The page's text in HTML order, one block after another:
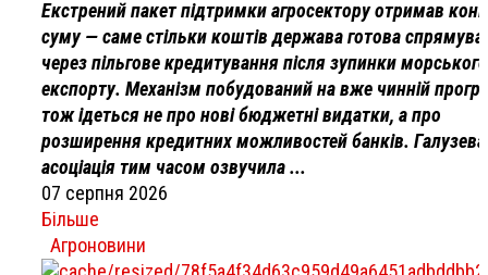
Екстрений пакет підтримки агросектору отримав
суму — саме стільки коштів держава готова
через пільгове кредитування після зупинки морського
експорту. Механізм побудований на вже чинній
тож ідеться не про нові бюджетні видатки, а про
розширення кредитних можливостей банків. Галузева
асоціація тим часом озвучила ...
07 серпня 2026
Більше
Агроновини